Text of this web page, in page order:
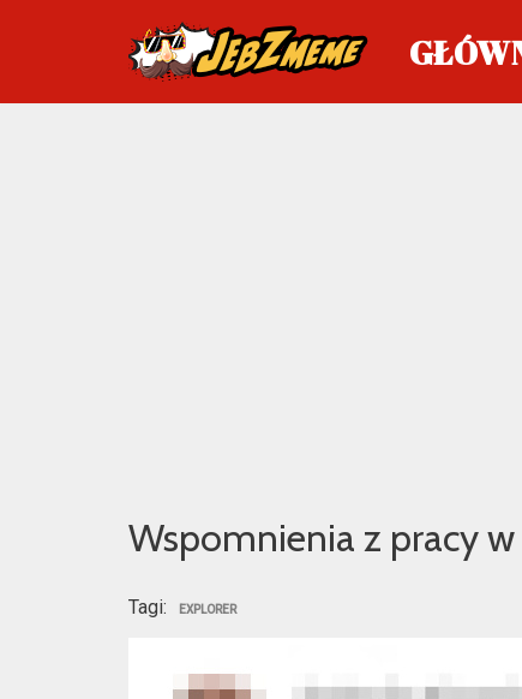
Wspomnienia z pracy w
Tagi: EXPLORER